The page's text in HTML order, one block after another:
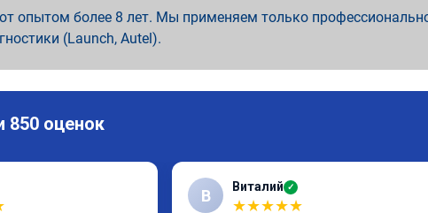
опытом более 8 лет. Мы применяем только
(Launch, Autel).
850 оценок
В Виталий ✓
★★★★★